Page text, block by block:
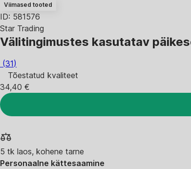
Viimased tooted
ID: 581576
Star Trading
Välitingimustes kasutatav
(31)
Tõestatud kvaliteet
34,40 €
5 tk laos, kohene tarne
Personaalne kättesaamine